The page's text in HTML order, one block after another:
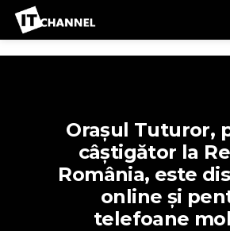
Orașul Tuturor,
câștigător la
România, este
online și
telefoane